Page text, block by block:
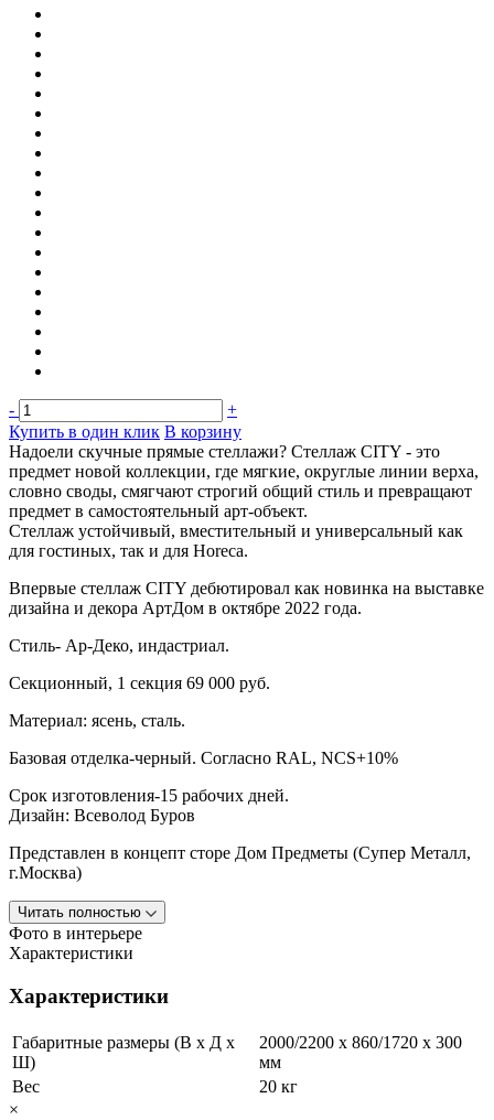
-
+
Купить в один клик В корзину
Надоели скучные прямые стеллажи? Стеллаж CITY - это
предмет новой коллекции, где мягкие, округлые линии верха,
словно своды, смягчают строгий общий стиль и превращают
предмет в самостоятельный арт-объект.
Стеллаж устойчивый, вместительный и универсальный как
для гостиных, так и для Horeca.
Впервые стеллаж CITY дебютировал как новинка на выставке
дизайна и декора АртДом в октябре 2022 года.
Стиль- Ар-Деко, индастриал.
Секционный, 1 секция 69 000 руб.
Материал: ясень, сталь.
Базовая отделка-черный. Согласно RAL, NСS+10%
Срок изготовления-15 рабочих дней.
Дизайн: Всеволод Буров
Представлен в концепт сторе Дом Предметы (Супер Металл,
г.Москва)
Читать полностью
Фото в интерьере
Характеристики
Характеристики
Габаритные размеры (В х Д х
Ш)
2000/2200 x 860/1720 x 300
мм
Вес
20 кг
×